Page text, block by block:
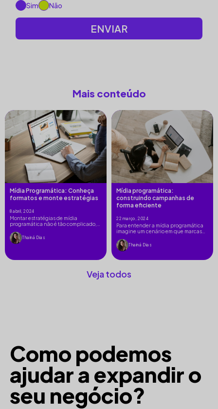
Sim Não
Mais conteúdo
Mídia Programática: Conheça
formatos e monte estratégias
8 abril, 2024
Montar estratégias de mídia
programática não é tão complicado,
Desde […]Thainá Dias
Mídia programática:
construindo campanhas de
forma eficiente
22 março, 2024
Para entender a mídia programática
imagine um cenário em que marcas
Thainá Dias
Veja todos
Como podemos
ajudar a expandir o
seu negócio?